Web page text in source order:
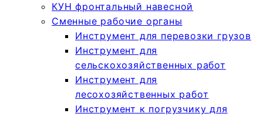
КУН фронтальный навесной
Сменные рабочие органы
Инструмент для перевозки грузов
Инструмент для
сельскохозяйственных работ
Инструмент для
лесохозяйственных работ
Инструмент к погрузчику для